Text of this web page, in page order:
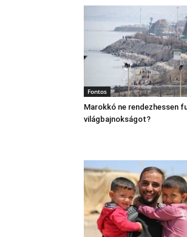
Fontos
Marokkó ne rendezhessen
világbajnokságot?